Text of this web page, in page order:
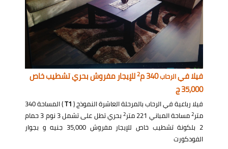
فيلا فيالرحاب340 م 2للإيجار مفروش بحري تشطيب خاص
35,000 ج
فيلا رباعية في الرحاب بالمرحلة العاشرة النموذج (T1
) المساحة 340
متر2مساحة المباني 221 متر 2
بحري تطل على تشمل 3 نوم 3 حمام
2 بلكونة تشطيب خاص للإيجار مفروش 35,000 جنيه و بجوار
الفودكورت